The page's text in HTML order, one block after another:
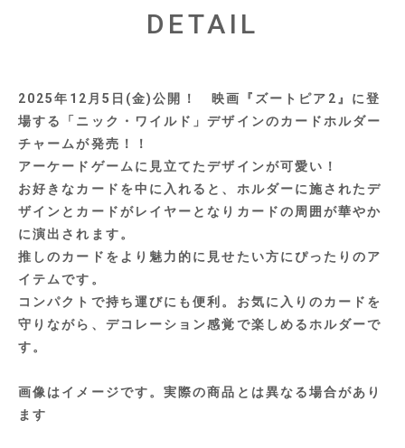
DETAIL
2025年12月5日(金)公開！ 映画『ズートピア2』に登
場する「ニック・ワイルド」デザインのカードホルダー
チャームが発売！！
アーケードゲームに見立てたデザインが可愛い！
お好きなカードを中に入れると、ホルダーに施されたデ
ザインとカードがレイヤーとなりカードの周囲が華やか
に演出されます。
推しのカードをより魅力的に見せたい方にぴったりのア
イテムです。
コンパクトで持ち運びにも便利。お気に入りのカードを
守りながら、デコレーション感覚で楽しめるホルダーで
す。
画像はイメージです。実際の商品とは異なる場合があり
ます